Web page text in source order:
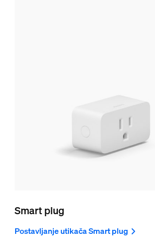
Smart plug
Postavljanje utikača Smart plug